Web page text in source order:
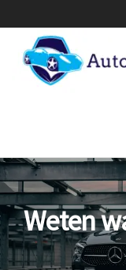
naar
inhoud
Weten